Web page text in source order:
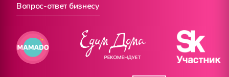
Вопрос-ответ бизнесу